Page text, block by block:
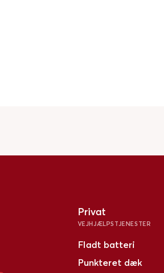
Privat
VEJHJÆLPSTJENESTER
Fladt batteri
Punkteret dæk